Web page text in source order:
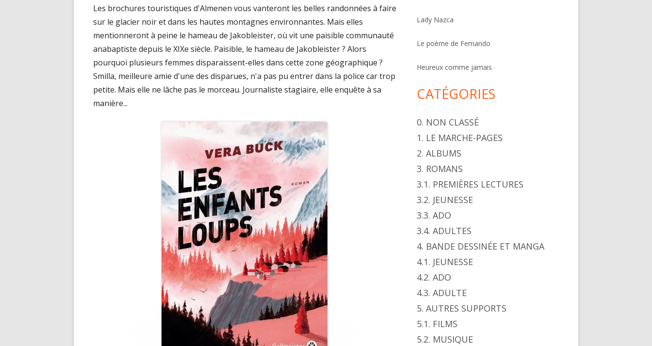
Les brochures touristiques d'Almenen vous vanteront les belles randonnées à faire
sur le glacier noir et dans les hautes montagnes environnantes. Mais elles
mentionneront à peine le hameau de Jakobleister, où vit une paisible communauté
anabaptiste depuis le XIXe siècle. Paisible, le hameau de Jakobleister ? Alors
pourquoi plusieurs femmes disparaissent-elles dans cette zone géographique ?
Smilla, meilleure amie d'une des disparues, n'a pas pu entrer dans la police car trop
petite. Mais elle ne lâche pas le morceau. Journaliste stagiaire, elle enquête à sa
manière...
e
Lady Nazca
Le poème de Fernando
Heureux comme jamais
CATÉGORIES
0. NON CLASSÉ
1. LE MARCHE-PAGES
2. ALBUMS
3. ROMANS
3.1. PREMIÈRES LECTURES
3.2. JEUNESSE
3.3. ADO
3.4. ADULTES
4. BANDE DESSINÉE ET MANGA
4.1. JEUNESSE
4.2. ADO
4.3. ADULTE
5. AUTRES SUPPORTS
5.1. FILMS
5.2. MUSIQUE